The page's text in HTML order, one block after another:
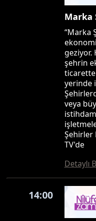
Marka
“Marka
geziyor.
şehrin
ticarette
yerinde
veya
Şehirler
TV'de
Detaylı
14:00